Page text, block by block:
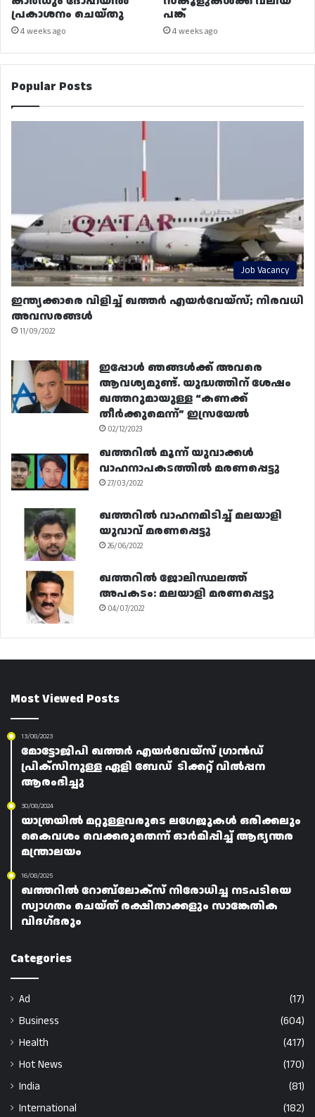
പ്രകാശനം ചെയ്തു
4 weeks ago
പങ്ക്
4 weeks ago
Popular Posts
Job Vacancy
ഇന്ത്യക്കാരെ വിളിച്ച് ഖത്തർ എയർവേയ്‌സ്; നിരവധി
അവസരങ്ങൾ
11/09/2022
ഇപ്പോൾ ഞങ്ങൾക്ക് അവരെ
ആവശ്യമുണ്ട്. യുദ്ധത്തിന് ശേഷം
ഖത്തറുമായുള്ള “കണക്ക്
തീർക്കുമെന്ന്” ഇസ്രയേൽ
02/12/2023
ഖത്തറിൽ മൂന്ന് യുവാക്കൾ
വാഹനാപകടത്തിൽ മരണപ്പെട്ടു
27/03/2022
ഖത്തറിൽ വാഹനമിടിച്ച് മലയാളി
യുവാവ് മരണപ്പെട്ടു
26/06/2022
ഖത്തറിൽ ജോലിസ്ഥലത്ത്
അപകടം: മലയാളി മരണപ്പെട്ടു
04/07/2022
Most Viewed Posts
13/08/2023
മോട്ടോജിപി ഖത്തർ എയർവേയ്‌സ് ഗ്രാൻഡ്
പ്രിക്സിനുള്ള ഏളി ബേഡ് ടിക്കറ്റ് വിൽപ്പന
ആരംഭിച്ചു
30/08/2024
യാത്രയിൽ മറ്റുള്ളവരുടെ ലഗേജുകൾ ഒരിക്കലും
കൈവശം വെക്കരുതെന്ന് ഓർമിപ്പിച്ച് ആഭ്യന്തര
മന്ത്രാലയം
16/08/2025
ഖത്തറിൽ റോബ്‌ലോക്‌സ് നിരോധിച്ച നടപടിയെ
സ്വാഗതം ചെയ്‌ത്‌ രക്ഷിതാക്കളും സാങ്കേതിക
വിദഗ്‌ദരും
Categories
Ad
(17)
Business
(604)
Health
(417)
Hot News
(170)
India
(81)
International
(182)